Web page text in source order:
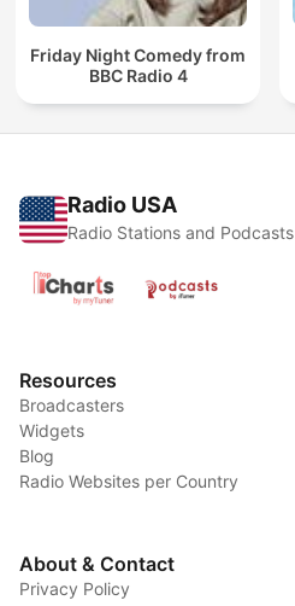
Friday Night Comedy from
BBC Radio 4
Radio USA
Radio Stations and Podcasts
Resources
Broadcasters
Widgets
Blog
Radio Websites per Country
About & Contact
Privacy Policy